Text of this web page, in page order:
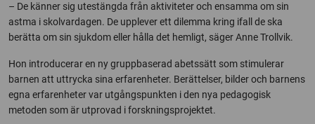
– De känner sig utestängda från aktiviteter och ensamma om sin
astma i skolvardagen. De upplever ett dilemma kring ifall de ska
berätta om sin sjukdom eller hålla det hemligt, säger Anne Trollvik.
Hon introducerar en ny gruppbaserad abetssätt som stimulerar
barnen att uttrycka sina erfarenheter. Berättelser, bilder och barnens
egna erfarenheter var utgångspunkten i den nya pedagogisk
metoden som är utprovad i forskningsprojektet.